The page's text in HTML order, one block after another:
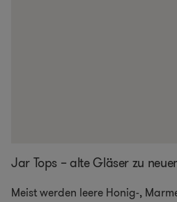
Jar Tops – alte Gläser zu
Meist werden leere Honig-,